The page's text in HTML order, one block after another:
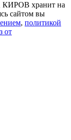
КИРОВ хранит на
сайтом вы
, политикой
от